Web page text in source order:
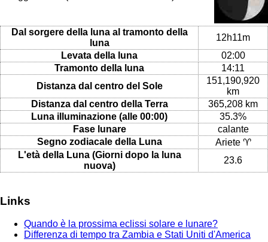
Dal sorgere della luna al tramonto della
luna
12h11m
Levata della luna
02:00
Tramonto della luna
14:11
Distanza dal centro del Sole
151,190,920
km
Distanza dal centro della Terra
365,208 km
Luna illuminazione (alle 00:00)
35.3%
Fase lunare
calante
Segno zodiacale della Luna
Ariete ♈
L'età della Luna (Giorni dopo la luna
nuova)
23.6
Links
Quando è la prossima eclissi solare e lunare?
Differenza di tempo tra Zambia e Stati Uniti d'America